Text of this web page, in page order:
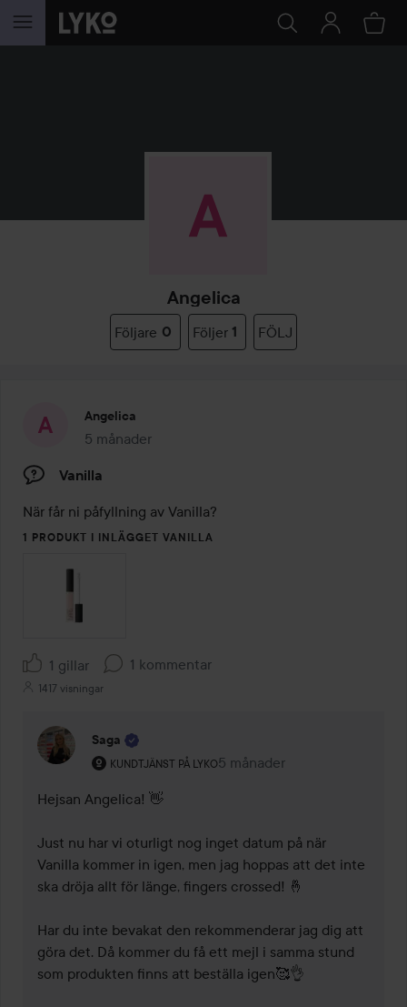
HOPPA TILL INNEHÅLLET
Angelica
Följare 0 Följer 1 FÖLJ
Angelica
5 månader
Inlägget skapades 5 månader
Vanilla
När får ni påfyllning av Vanilla?
1 PRODUKT I INLÄGGET VANILLA
1 gillar 1 kommentar
1417 visningar
Saga
KUNDTJÄNST PÅ LYKO
Användarens roll: Kundtjänst på Lyko.
5 månader
Kommentaren lades 5
Hejsan Angelica! 👋
Just nu har vi oturligt nog inget datum på när
Vanilla kommer in igen, men jag hoppas att det inte
ska dröja allt för länge, fingers crossed! 🤞
Har du inte bevakat den rekommenderar jag dig att
göra det. Då kommer du få ett mejl i samma stund
som produkten finns att beställa igen🥰👌